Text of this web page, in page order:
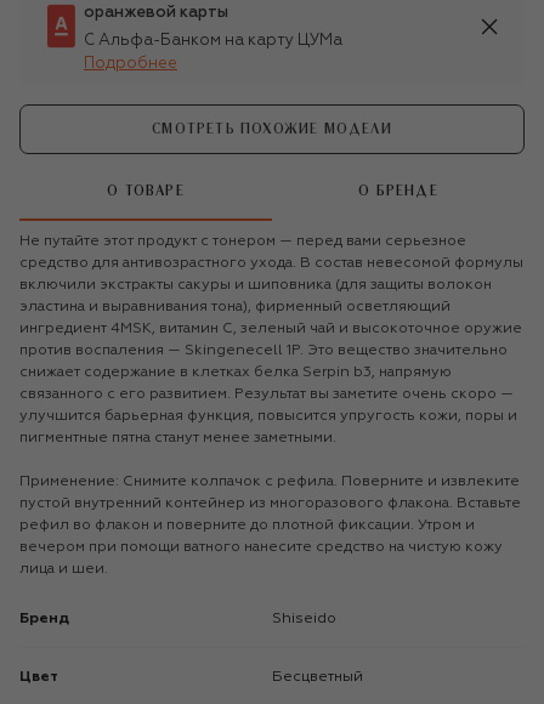
оранжевой карты
С Альфа-Банком на карту ЦУМа
Подробнее
СМОТРЕТЬ ПОХОЖИЕ МОДЕЛИ
О ТОВАРЕ О БРЕНДЕ
Не путайте этот продукт с тонером — перед вами серьезное
средство для антивозрастного ухода. В состав невесомой формулы
включили экстракты сакуры и шиповника (для защиты волокон
эластина и выравнивания тона), фирменный осветляющий
ингредиент 4MSK, витамин С, зеленый чай и высокоточное оружие
против воспаления — Skingenecell 1P. Это вещество значительно
снижает содержание в клетках белка Serpin b3, напрямую
связанного с его развитием. Результат вы заметите очень скоро —
улучшится барьерная функция, повысится упругость кожи, поры и
пигментные пятна станут менее заметными.
Применение: Снимите колпачок с рефила. Поверните и извлеките
пустой внутренний контейнер из многоразового флакона. Вставьте
рефил во флакон и поверните до плотной фиксации. Утром и
вечером при помощи ватного нанесите средство на чистую кожу
лица и шеи.
Бренд Shiseido
Цвет Бесцветный